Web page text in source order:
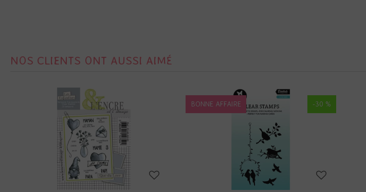
NOS CLIENTS ONT AUSSI AIMÉ
BONNE AFFAIRE -30 %